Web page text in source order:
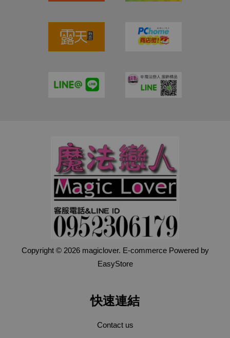
Copyright © 2026 magiclover. E-commerce Powered by
EasyStore
快速連結
Contact us